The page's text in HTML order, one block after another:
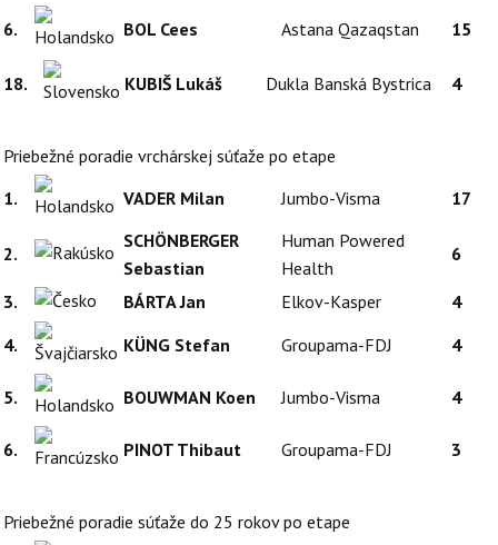
6. BOL Cees Astana Qazaqstan 15
18. KUBIŠ Lukáš Dukla Banská Bystrica 4
Priebežné poradie vrchárskej súťaže po etape
1.
VADER Milan Jumbo-Visma 17
2.
SCHÖNBERGER
Sebastian
Human Powered
Health
6
3. BÁRTA Jan Elkov-Kasper
4
4.
KÜNG Stefan Groupama-FDJ 4
5. BOUWMAN Koen Jumbo-Visma 4
6. PINOT Thibaut Groupama-FDJ 3
Priebežné poradie súťaže do 25 rokov po etape